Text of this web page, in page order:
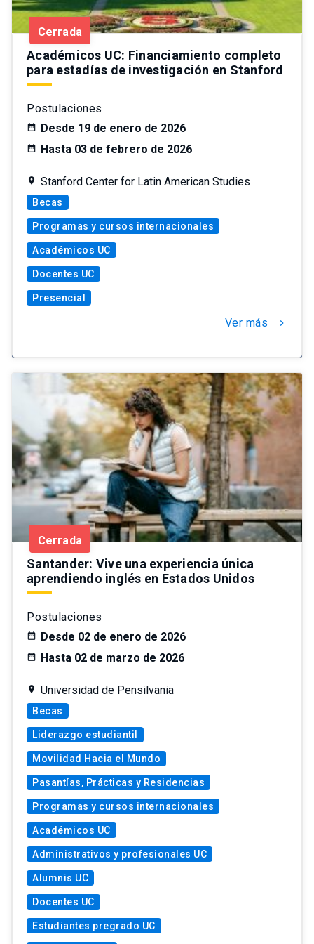
Cerrada
Académicos UC: Financiamiento completo
para estadías de investigación en Stanford
Postulaciones
Desde 19 de enero de 2026
Hasta 03 de febrero de 2026
Stanford Center for Latin American Studies
Becas
Programas y cursos internacionales
Académicos UC
Docentes UC
Presencial
Ver más chevron_right
Cerrada
Santander: Vive una experiencia única
aprendiendo inglés en Estados Unidos
Postulaciones
Desde 02 de enero de 2026
Hasta 02 de marzo de 2026
Universidad de Pensilvania
Becas
Liderazgo estudiantil
Movilidad Hacia el Mundo
Pasantías, Prácticas y Residencias
Programas y cursos internacionales
Académicos UC
Administrativos y profesionales UC
Alumnis UC
Docentes UC
Estudiantes pregrado UC